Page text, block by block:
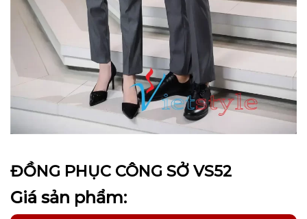
ĐỒNG PHỤC CÔNG SỞ VS52
Giá sản phẩm: